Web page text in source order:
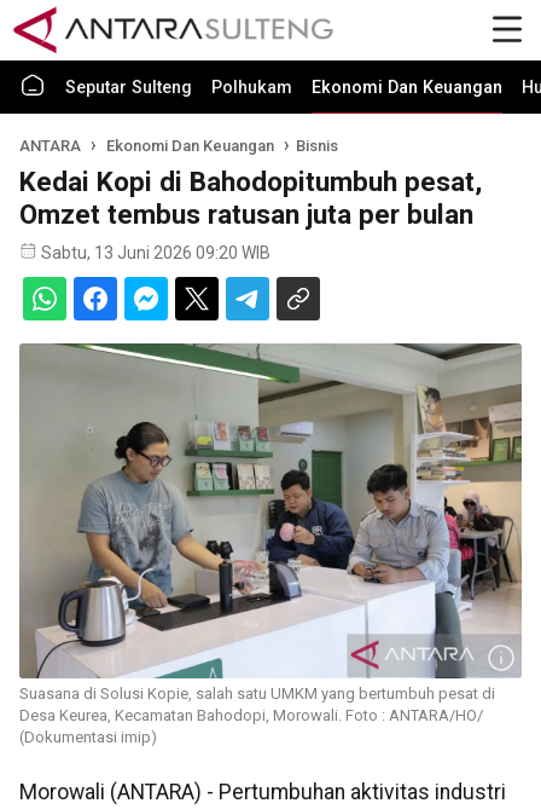
Seputar Sulteng Polhukam Ekonomi Dan Keuangan
ANTARA Ekonomi Dan Keuangan Bisnis
Kedai Kopi di Bahodopitumbuh pesat,
Omzet tembus ratusan juta per bulan
Sabtu, 13 Juni 2026 09:20 WIB
Suasana di Solusi Kopie, salah satu UMKM yang bertumbuh pesat di
Desa Keurea, Kecamatan Bahodopi, Morowali. Foto : ANTARA/HO/
(Dokumentasi imip)
Morowali (ANTARA) - Pertumbuhan aktivitas industri